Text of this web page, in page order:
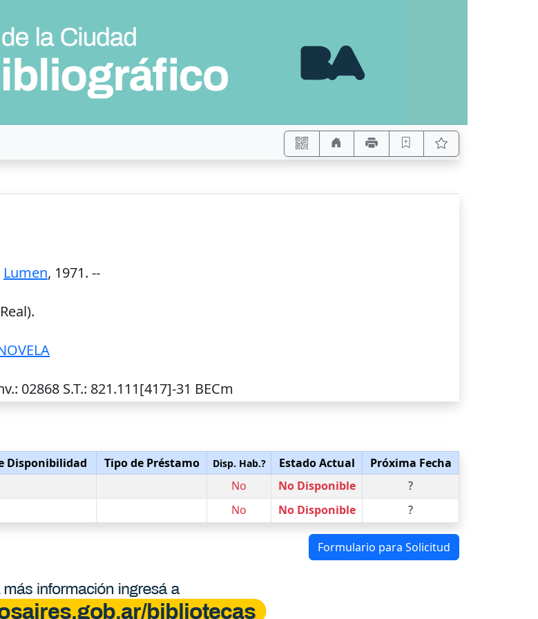
Lumen, 1971. --
: 02868 S.T.: 821.111[417]-31 BECm
Disponibilidad Tipo de Préstamo Disp. Hab.? Estado Actual
Próxima Fecha
No No Disponible
?
No No Disponible ?
Formulario para Solicitud